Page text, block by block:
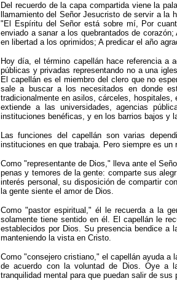
Del recuerdo de la capa compartida viene la
llamamiento del Señor Jesucristo de servir a la
"El Espíritu del Señor está sobre mí, Por
enviado a sanar a los quebrantados de
en libertad a los oprimidos; A predicar el año
Hoy día, el término capellán hace referencia a
públicas y privadas representando no a una
El capellán es el miembro del clero que no
sale a buscar a los necesitados en donde
tradicionalmente en asilos, cárceles,
extiende a las universidades, agencias
instituciones benéficas, y en los barrios bajos y
Las funciones del capellán son varias
instituciones en que trabaja. Pero siempre es
Como "representante de Dios," lleva ante el
penas y temores de la gente: comparte sus
interés personal, su disposición de compartir
la gente siente el amor de Dios.
Como "pastor espiritual," él le recuerda a la
solamente tiene sentido en él. El capellán le
establecidos por Dios. Su presencia bendice
manteniendo la vista en Cristo.
Como "consejero cristiano," el capellán ayuda
de acuerdo con la voluntad de Dios. Oye a
tranquilidad mental para que puedan salir de sus